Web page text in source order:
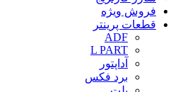
فروش ویژه
قطعات پرینتر
ADF
L PART
آداپتور
برد فکس